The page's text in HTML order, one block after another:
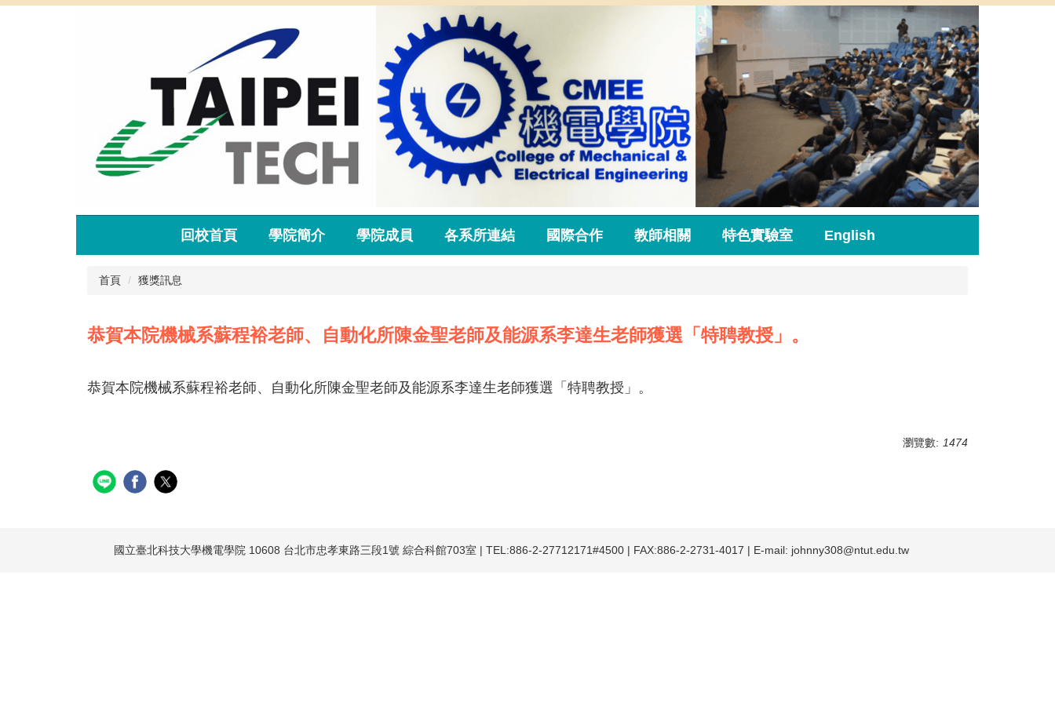
回校首頁 學院簡介 學院成員 各系所連結 國際合作 教師相關 特色實驗室 English
首頁 獲獎訊息
恭賀本院機械系蘇程裕老師、自動化所陳金聖老師及能源系李達生老師獲選「特聘教授」。
恭賀本院機械系蘇程裕老師、自動化所陳金聖老師及能源系李達生老師獲選「特聘教授」。
瀏覽數: 1474
國立臺北科技大學機電學院 10608 台北市忠孝東路三段1號 綜合科館703室 | TEL:886-2-27712171#4500 | FAX:886-2-2731-4017 | E-mail: johnny308@ntut.edu.tw